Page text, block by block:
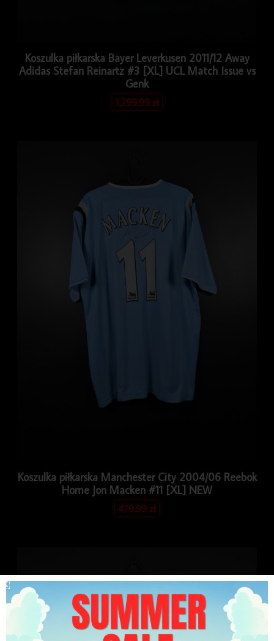
Koszulka piłkarska Bayer Leverkusen 2011/12 Away
Adidas Stefan Reinartz #3 [XL] UCL Match Issue vs
Genk
1,299.99zł
Koszulka piłkarska Manchester City 2004/06 Reebok
Home Jon Macken #11 [XL] NEW
479.99zł